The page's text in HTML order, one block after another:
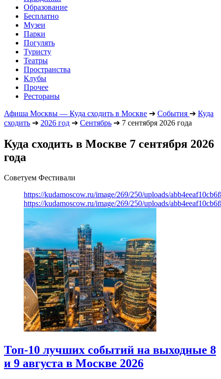
Образование
Бесплатно
Музеи
Парки
Погулять
Туристу
Театры
Пространства
Клубы
Прочее
Рестораны
Афиша Москвы — Куда сходить в Москве ➔ События ➔ Куда
сходить ➔ 2026 год ➔ Сентябрь ➔ 7 сентября 2026 года
Куда сходить в Москве 7 сентября 2026
года
Советуем Фестивали
https://kudamoscow.ru/image/269/250/uploads/
https://kudamoscow.ru/image/269/250/uploads/
Топ-10 лучших событий на выходные 8
и 9 августа в Москве 2026